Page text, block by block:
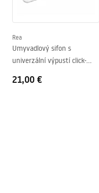
Výška
Tvar
Otvor pre batériu
Rea
Umyvadlový sifon s
univerzální výpustí click-
21,00 €